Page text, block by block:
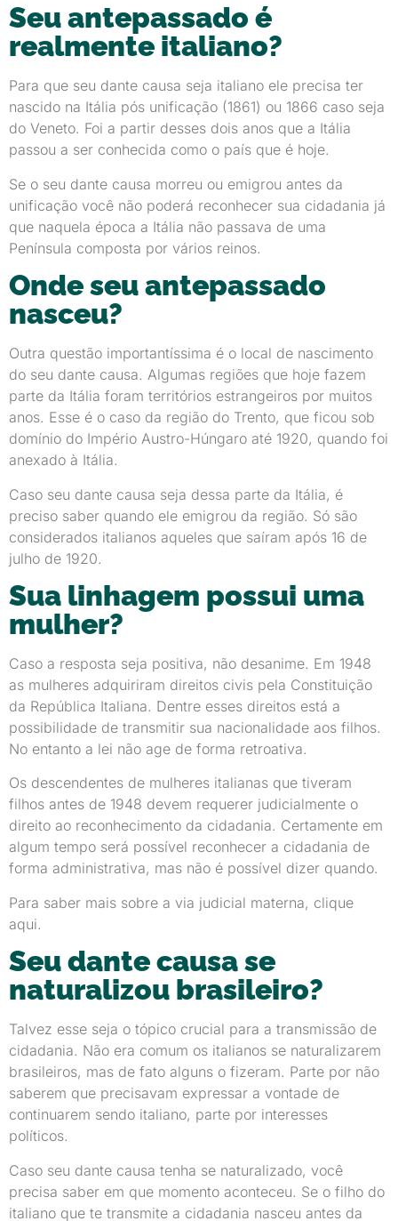
Seu antepassado é
realmente italiano?
Para que seu dante causa seja italiano ele precisa ter
nascido na Itália pós unificação (1861) ou 1866 caso seja
do Veneto. Foi a partir desses dois anos que a Itália
passou a ser conhecida como o país que é hoje.
Se o seu dante causa morreu ou emigrou antes da
unificação você não poderá reconhecer sua cidadania já
que naquela época a Itália não passava de uma
Península composta por vários reinos.
Onde seu antepassado
nasceu?
Outra questão importantíssima é o local de nascimento
do seu dante causa. Algumas regiões que hoje fazem
parte da Itália foram territórios estrangeiros por muitos
anos. Esse é o caso da região do Trento, que ficou sob
domínio do Império Austro-Húngaro até 1920, quando foi
anexado à Itália.
Caso seu dante causa seja dessa parte da Itália, é
preciso saber quando ele emigrou da região. Só são
considerados italianos aqueles que saíram após 16 de
julho de 1920.
Sua linhagem possui uma
mulher?
Caso a resposta seja positiva, não desanime. Em 1948
as mulheres adquiriram direitos civis pela Constituição
da República Italiana. Dentre esses direitos está a
possibilidade de transmitir sua nacionalidade aos filhos.
No entanto a lei não age de forma retroativa.
Os descendentes de mulheres italianas que tiveram
filhos antes de 1948 devem requerer judicialmente o
direito ao reconhecimento da cidadania. Certamente em
algum tempo será possível reconhecer a cidadania de
forma administrativa, mas não é possível dizer quando.
Para saber mais sobre a via judicial materna, clique
aqui.
Seu dante causa se
naturalizou brasileiro?
Talvez esse seja o tópico crucial para a transmissão de
cidadania. Não era comum os italianos se naturalizarem
brasileiros, mas de fato alguns o fizeram. Parte por não
saberem que precisavam expressar a vontade de
continuarem sendo italiano, parte por interesses
políticos.
Caso seu dante causa tenha se naturalizado, você
precisa saber em que momento aconteceu. Se o filho do
italiano que te transmite a cidadania nasceu antes da